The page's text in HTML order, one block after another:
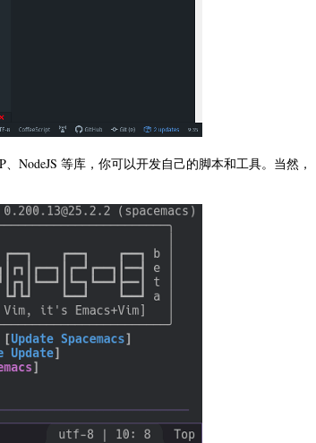
NodeJS 等库，你可以开发自己的脚本和工具。当然，